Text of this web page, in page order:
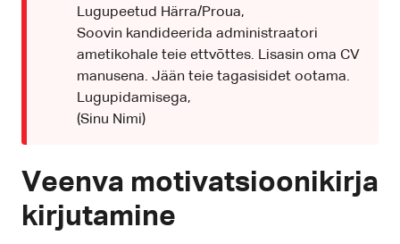
Lugupeetud Härra/Proua,
Soovin kandideerida administraatori
ametikohale teie ettvõttes. Lisasin oma CV
manusena. Jään teie tagasisidet ootama.
Lugupidamisega,
(Sinu Nimi)
Veenva motivatsioonikirja
kirjutamine